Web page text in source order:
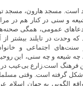
است. مسجد هارون، مسجد
و سنی در کنار هم در
عمومی، همگی
وحدت در تایلند بیشتر از
اجتماعی و
چه شیعه و چه سنی، این
فرهنگ است.زارع بی‌عیب در
گرفته است. وقتی
الگویی به جهان اسلام